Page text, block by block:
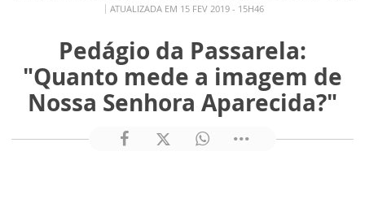
ATUALIZADA EM 15 FEV 2019 - 15H46
Pedágio da Passarela:
"Quanto mede a imagem de
Nossa Senhora Aparecida?"